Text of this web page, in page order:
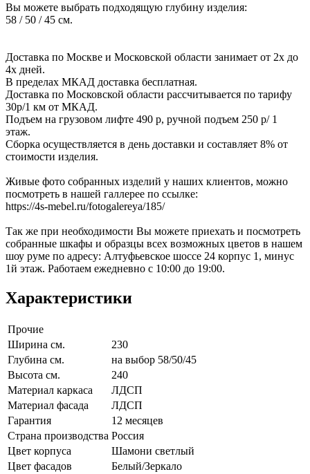
Вы можете выбрать подходящую глубину изделия:
58 / 50 / 45 см.
Доставка по Москве и Московской области занимает от 2х до
4х дней.
В пределах МКАД доставка бесплатная.
Доставка по Московской области рассчитывается по тарифу
30р/1 км от МКАД.
Подъем на грузовом лифте 490 р, ручной подъем 250 р/ 1
этаж.
Сборка осуществляется в день доставки и составляет 8% от
стоимости изделия.
Живые фото собранных изделий у наших клиентов, можно
посмотреть в нашей галлерее по ссылке:
https://4s-mebel.ru/fotogalereya/185/
Так же при необходимости Вы можете приехать и посмотреть
собранные шкафы и образцы всех возможных цветов в нашем
шоу руме по адресу: Алтуфьевское шоссе 24 корпус 1, минус
1й этаж. Работаем ежедневно с 10:00 до 19:00.
Характеристики
Прочие
Ширина см.
230
Глубина см.
на выбор 58/50/45
Высота см.
240
Материал каркаса
ЛДСП
Материал фасада
ЛДСП
Гарантия
12 месяцев
Страна производства Россия
Цвет корпуса
Шамони светлый
Цвет фасадов
Белый/Зеркало